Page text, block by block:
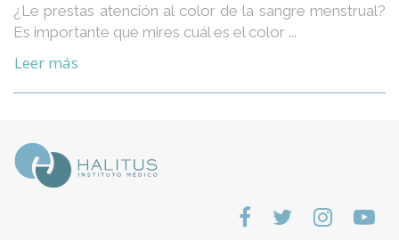
¿Le prestas atención al color de la sangre menstrual?
Es importante que mires cuál es el color ...
Leer más